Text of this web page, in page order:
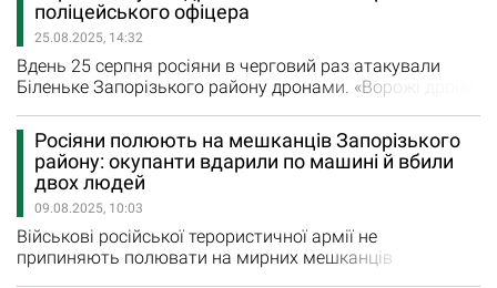
безпілотником. Зруйновано будинок. На місці влучання
виникла пожежа, яку приборкали надзвичайники. 25-
річна жінка отримала поранення. Їй…
поліцейського офіцера
25.08.2025, 14:32
Вдень 25 серпня росіяни в черговий раз атакували
Біленьке Запорізького району дронами. «Ворожі дрони
будинок. Отримав травми поліцейський офіцер
Біленьківської громади. Йому надана вся необхідна
допомога», - написав Іван Федоров, очільник
Запорізької ОВА. Нагадаємо, сьогодні вранці росіяни
скинули п'ять…
Росіяни полюють на мешканців Запорізького
району: окупанти вдарили по машині й вбили
двох людей
09.08.2025, 10:03
Військові російської терористичної армії не
припиняють полювати на мирних мешканців